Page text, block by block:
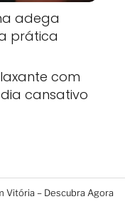
adega
prática
com
cansativo
Vitória – Descubra Agora